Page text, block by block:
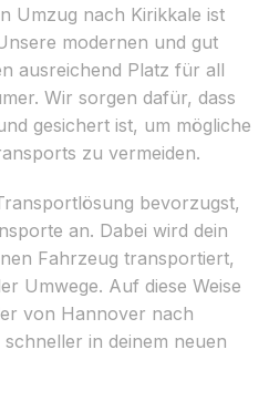
Umzug nach Kirikkale ist
modernen und gut
ausreichend Platz für all
Wir sorgen dafür, dass
gesichert ist, um mögliche
zu vermeiden.
bevorzugst,
an. Dabei wird dein
Fahrzeug transportiert,
Umwege. Auf diese Weise
von Hannover nach
in deinem neuen